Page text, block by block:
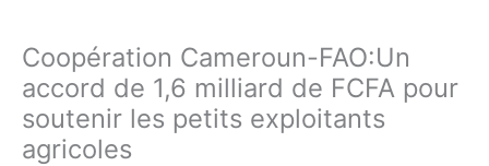
Coopération Cameroun-FAO:Un
accord de 1,6 milliard de FCFA pour
soutenir les petits exploitants
agricoles